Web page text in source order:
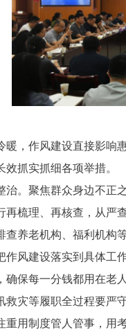
暖，作风建设直接影响
抓实抓细各项举措。
。聚焦群众身边不正
再梳理、再核查，从严
养老机构、福利机构
风建设落实到具体工
保每一分钱都用在老
灾等履职全过程要严
用制度管人管事，用